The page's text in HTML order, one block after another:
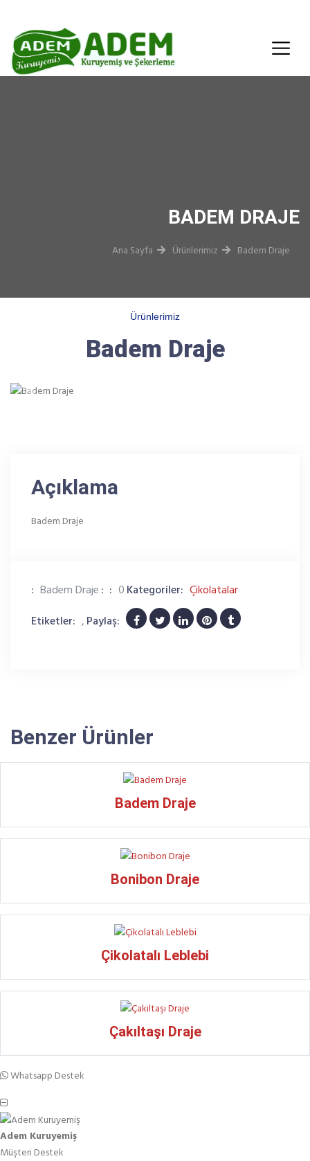
BADEM DRAJE
Ana Sayfa Ürünlerimiz Badem Draje
Ürünlerimiz
Badem Draje
Previous
Açıklama
Badem Draje
: Badem Draje: : 0Kategoriler: Çikolatalar
Etiketler: ,Paylaş:
Benzer Ürünler
Badem Draje
Bonibon Draje
Çikolatalı Leblebi
Çakıltaşı Draje
Whatsapp Destek
Adem Kuruyemiş
Müşteri Destek